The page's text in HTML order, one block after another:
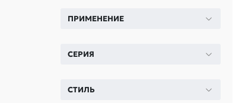
ПРИМЕНЕНИЕ
СЕРИЯ
СТИЛЬ